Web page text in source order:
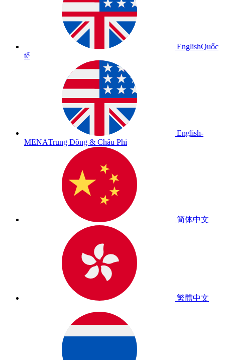
EnglishQuốc
tế
English-
MENATrung Đông & Châu Phi
简体中文
繁體中文